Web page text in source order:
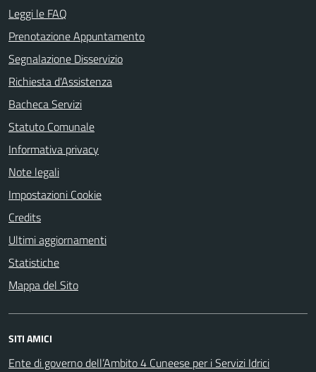
Leggi le FAQ
Prenotazione Appuntamento
Segnalazione Disservizio
Richiesta d'Assistenza
Bacheca Servizi
Statuto Comunale
Informativa privacy
Note legali
Impostazioni Cookie
Credits
Ultimi aggiornamenti
Statistiche
Mappa del Sito
SITI AMICI
Ente di governo dell’Ambito 4 Cuneese per i Servizi Idrici